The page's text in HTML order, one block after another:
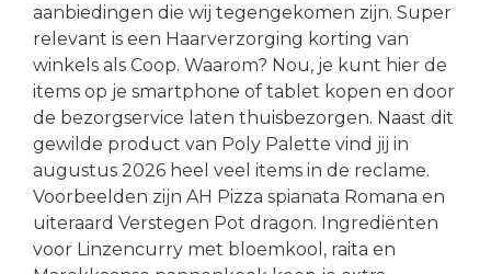
aanbiedingen die wij tegengekomen zijn. Super
relevant is een Haarverzorging korting van
winkels als Coop. Waarom? Nou, je kunt hier de
items op je smartphone of tablet kopen en door
de bezorgservice laten thuisbezorgen. Naast dit
gewilde product van Poly Palette vind jij in
augustus 2026 heel veel items in de reclame.
Voorbeelden zijn AH Pizza spianata Romana en
uiteraard Verstegen Pot dragon. Ingrediënten
voor Linzencurry met bloemkool, raita en